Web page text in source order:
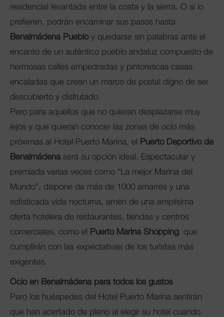
residencial levantada entre la costa y la sierra. O si lo
prefieren, podrán encaminar sus pasos hasta
Benalmádena Puebloy quedarse sin palabras ante el
encanto de un auténtico pueblo andaluz compuesto de
hermosas calles empedradas y pintorescas casas
encaladas que crean un marco de postal digno de ser
descubierto y disfrutado.
Pero para aquellos que no quieran desplazarse muy
lejos y que quieran conocer las zonas de ocio más
próximas al Hotel Puerto Marina, el Puerto Deportivo de
Benalmádena será su opción ideal. Espectacular y
premiada varias veces como “La mejor Marina del
Mundo”, dispone de más de 1000 amarres y una
sofisticada vida nocturna, amén de una amplísima
oferta hotelera de restaurantes, tiendas y centros
comerciales, como el Puerto Marina Shopping, que
cumplirán con las expectativas de los turistas más
exigentes.
Ocio en Benalmádena para todos los gustos
Pero los huéspedes del Hotel Puerto Marina sentirán
que han acertado de pleno al elegir su hotel cuando